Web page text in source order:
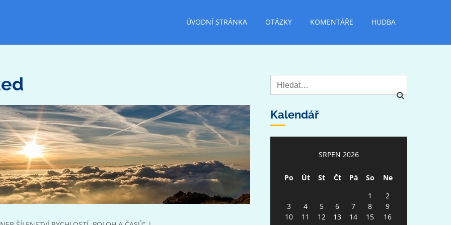
ÚVODNÍ STRÁNKA OTÁZKY KOMENTÁŘE HUDBA
Kalendář
SRPEN 2026
Po Út St Čt Pá So
Ne
1
2
3
4 5 6 7 8
9
10
11 12 13 14 15
16